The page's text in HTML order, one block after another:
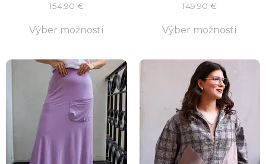
154.90 €
Výber možností
149.90 €
Výber možností